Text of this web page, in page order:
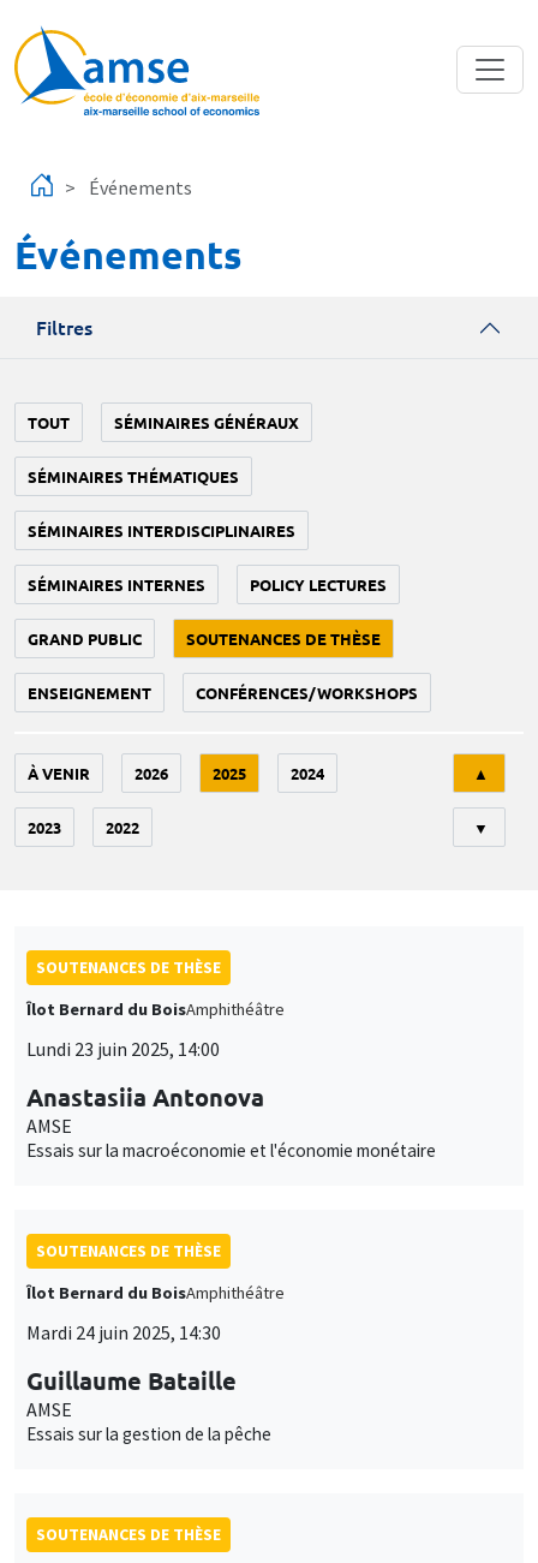
Événements
Événements
Filtres
TOUT SÉMINAIRES GÉNÉRAUX
SÉMINAIRES THÉMATIQUES
SÉMINAIRES INTERDISCIPLINAIRES
SÉMINAIRES INTERNES POLICY LECTURES
GRAND PUBLIC SOUTENANCES DE THÈSE
ENSEIGNEMENT CONFÉRENCES/WORKSHOPS
À VENIR 2026 2025 2024
2023 2022
▲
▼
SOUTENANCES DE THÈSE
Îlot Bernard du BoisAmphithéâtre
Lundi 23 juin 2025, 14:00
Anastasiia Antonova
AMSE
Essais sur la macroéconomie et l'économie monétaire
SOUTENANCES DE THÈSE
Îlot Bernard du BoisAmphithéâtre
Mardi 24 juin 2025, 14:30
Guillaume Bataille
AMSE
Essais sur la gestion de la pêche
SOUTENANCES DE THÈSE